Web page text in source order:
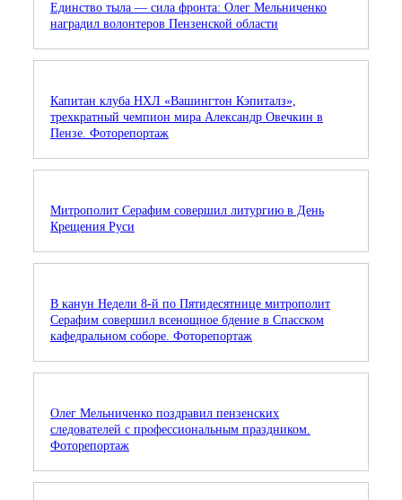
Единство тыла — сила фронта: Олег Мельниченко
наградил волонтеров Пензенской области
Капитан клуба НХЛ «Вашингтон Кэпиталз»,
трехкратный чемпион мира Александр Овечкин в
Пензе. Фоторепортаж
Митрополит Серафим совершил литургию в День
Крещения Руси
В канун Недели 8-й по Пятидесятнице митрополит
Серафим совершил всенощное бдение в Спасском
кафедральном соборе. Фоторепортаж
Олег Мельниченко поздравил пензенских
следователей с профессиональным праздником.
Фоторепортаж